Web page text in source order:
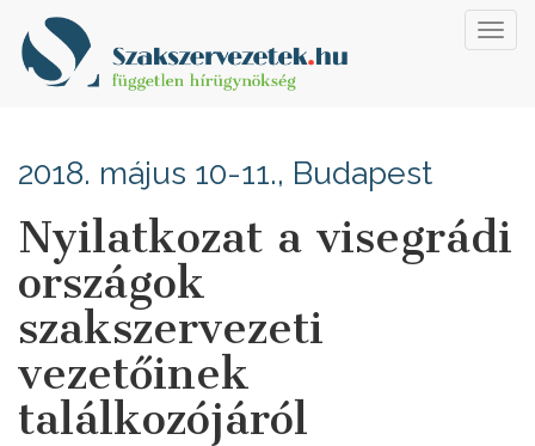
2018. május 10-11., Budapest
Nyilatkozat a visegrádi
országok
szakszervezeti
vezetőinek
találkozójáról